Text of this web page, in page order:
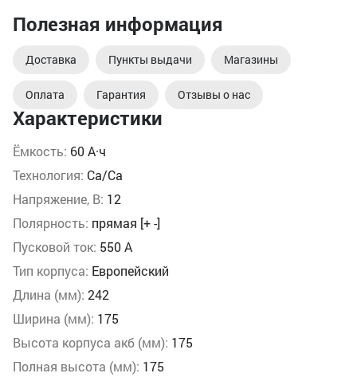
Характеристики
Ёмкость: 60 А·ч
Технология: Ca/Ca
Напряжение, В: 12
Полярность: прямая [+ -]
Пусковой ток: 550 А
Тип корпуса: Европейский
Длина (мм): 242
Ширина (мм): 175
Высота корпуса акб (мм): 175
Полная высота (мм): 175
Полезная информация
Доставка Пункты выдачи Магазины
Оплата Гарантия Отзывы о нас